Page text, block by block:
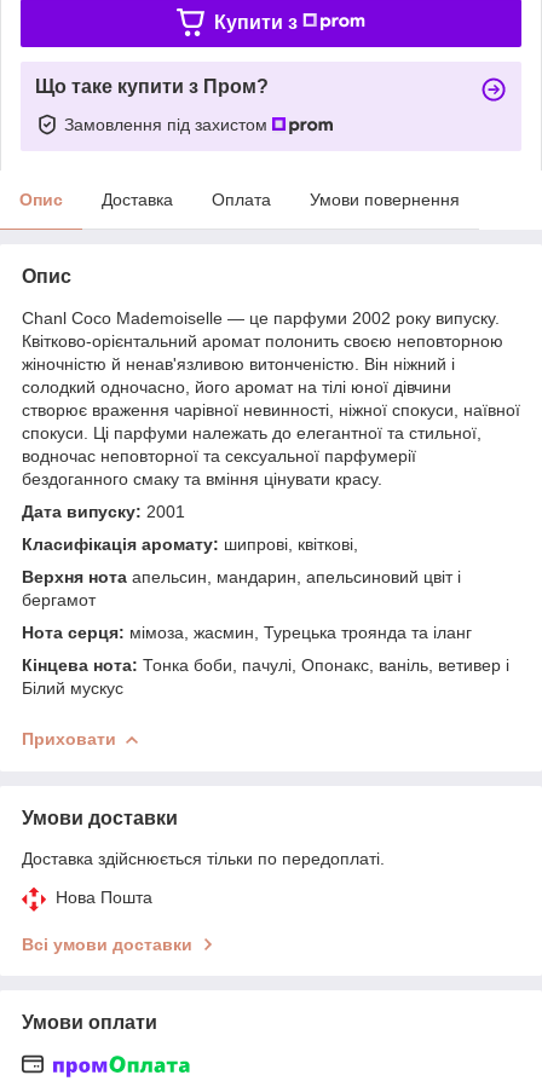
Купити з
Що таке купити з Пром?
Замовлення під захистом
Опис Доставка Оплата Умови повернення
Опис
Chanl Coco Mademoiselle — це парфуми 2002 року випуску.
Квітково-орієнтальний аромат полонить своєю неповторною
жіночністю й ненав'язливою витонченістю. Він ніжний і
солодкий одночасно, його аромат на тілі юної дівчини
створює враження чарівної невинності, ніжної спокуси, наївної
спокуси. Ці парфуми належать до елегантної та стильної,
водночас неповторної та сексуальної парфумерії
бездоганного смаку та вміння цінувати красу.
Дата випуску: 2001
Класифікація аромату: шипрові, квіткові,
Верхня нота апельсин, мандарин, апельсиновий цвіт і
бергамот
Нота серця: мімоза, жасмин, Турецька троянда та іланг
Кінцева нота: Тонка боби, пачулі, Опонакс, ваніль, ветивер і
Білий мускус
Приховати
Умови доставки
Доставка здійснюється тільки по передоплаті.
Нова Пошта
Всі умови доставки
Умови оплати